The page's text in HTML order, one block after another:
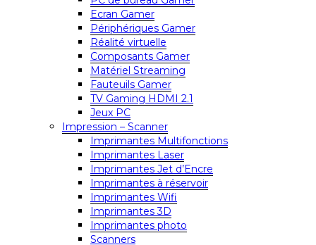
Ecran Gamer
Périphériques Gamer
Réalité virtuelle
Composants Gamer
Matériel Streaming
Fauteuils Gamer
TV Gaming HDMI 2.1
Jeux PC
Impression – Scanner
Imprimantes Multifonctions
Imprimantes Laser
Imprimantes Jet d’Encre
Imprimantes à réservoir
Imprimantes Wifi
Imprimantes 3D
Imprimantes photo
Scanners